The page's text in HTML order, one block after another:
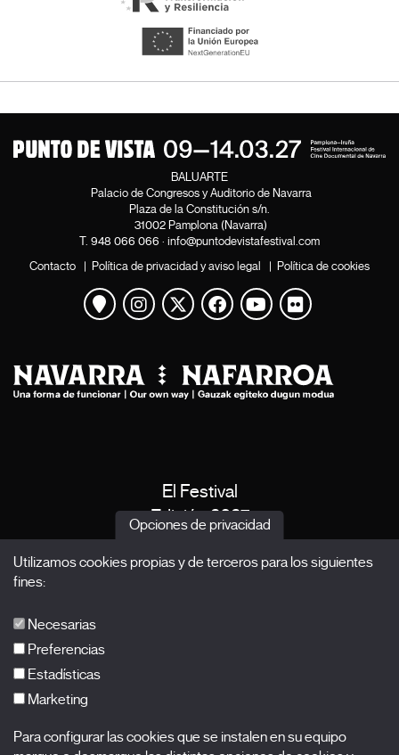
BALUARTE
Palacio de Congresos y Auditorio de Navarra
Plaza de la Constitución s/n.
31002 Pamplona (Navarra)
T. 948 066 066 · info@puntodevistafestival.com
Contacto | Política de privacidad y aviso legal | Política de cookies
Ver mapa
Instagram
Twitter
Facebook
Youtube
Flickr
El Festival
Edición 2027
Acreditaciones
Nombre
Opciones de privacidad
Utilizamos cookies propias y de terceros para los siguientes
fines:
Necesarias
Preferencias
Estadísticas
Marketing
Para configurar las cookies que se instalen en su equipo